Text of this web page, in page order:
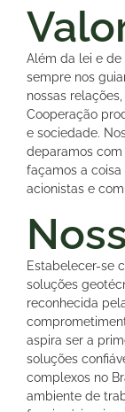
Além da lei e
sempre nos
nossas
Cooperação
e sociedade.
deparamos
façamos a coisa
acionistas e
Estabelecer-se
soluções
reconhecida
aspira ser a
soluções
complexos no
ambiente de